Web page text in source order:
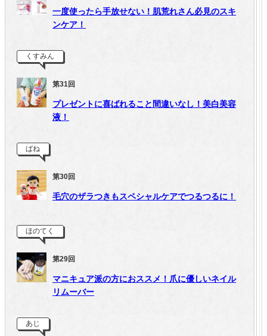
一度使ったら手放せない！肌荒れさん必見のスキ
ンケア！
くすみん
第31回
プレゼントに喜ばれること間違いなし！美白美容
液！
ばね
第30回
毛穴のザラつきもスペシャルケアでつるつるに！
ほのてく
第29回
マニキュア派の方におススメ！爪に優しいネイル
リムーバー
あじ